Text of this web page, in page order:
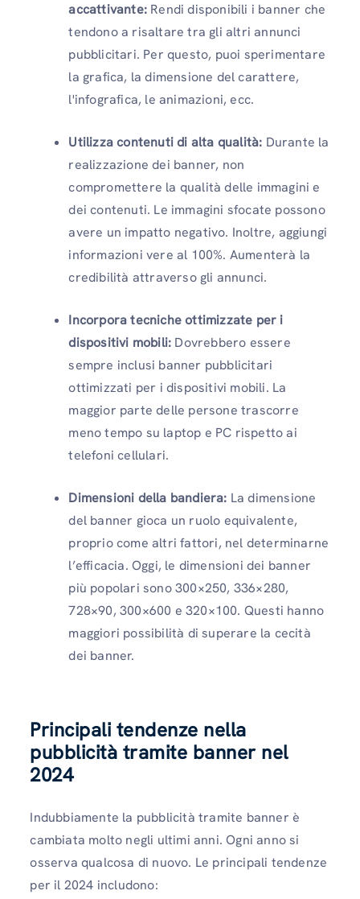
accattivante: Rendi disponibili i banner che
tendono a risaltare tra gli altri annunci
pubblicitari. Per questo, puoi sperimentare
la grafica, la dimensione del carattere,
l'infografica, le animazioni, ecc.
Utilizza contenuti di alta qualità: Durante la
realizzazione dei banner, non
compromettere la qualità delle immagini e
dei contenuti. Le immagini sfocate possono
avere un impatto negativo. Inoltre, aggiungi
informazioni vere al 100%. Aumenterà la
credibilità attraverso gli annunci.
Incorpora tecniche ottimizzate per i
dispositivi mobili: Dovrebbero essere
sempre inclusi banner pubblicitari
ottimizzati per i dispositivi mobili. La
maggior parte delle persone trascorre
meno tempo su laptop e PC rispetto ai
telefoni cellulari.
Dimensioni della bandiera: La dimensione
del banner gioca un ruolo equivalente,
proprio come altri fattori, nel determinarne
l’efficacia. Oggi, le dimensioni dei banner
più popolari sono 300×250, 336×280,
728×90, 300×600 e 320×100. Questi hanno
maggiori possibilità di superare la cecità
dei banner.
Principali tendenze nella
pubblicità tramite banner nel
2024
Indubbiamente la pubblicità tramite banner è
cambiata molto negli ultimi anni. Ogni anno si
osserva qualcosa di nuovo. Le principali tendenze
per il 2024 includono: